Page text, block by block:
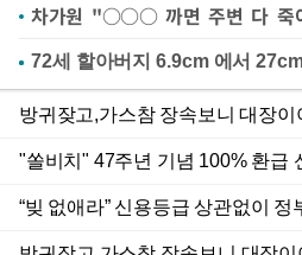
차가원 "○○○ 까면 주변 다 죽